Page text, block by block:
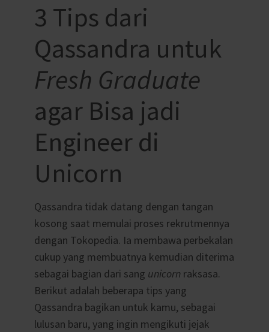
3 Tips dari
Qassandra untuk
Fresh Graduate
agar Bisa jadi
Engineer di
Unicorn
Qassandra tidak datang dengan tangan
kosong saat memulai proses rekrutmennya
dengan Tokopedia. Ia membawa perbekalan
cukup yang membuatnya kemudian diterima
sebagai bagian dari sang unicorn raksasa.
Berikut adalah beberapa tips yang
Qassandra bagikan untuk kamu, sebagai
lulusan baru, yang ingin mengikuti jejak